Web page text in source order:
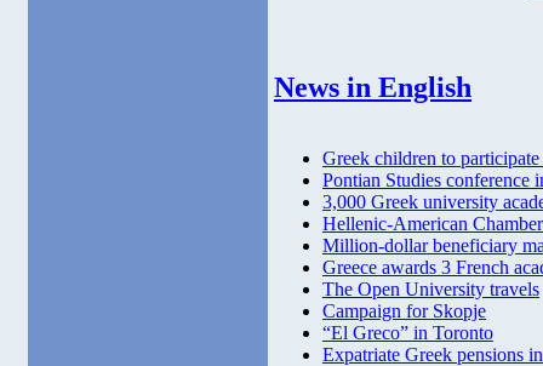
News in English
Greek children to
Pontian Studies conference
3,000 Greek university
Hellenic-American
Million-dollar beneficiary
Greece awards 3 French
The Open University travels
Campaign for Skopje
“El Greco” in Toronto
Expatriate Greek pensions